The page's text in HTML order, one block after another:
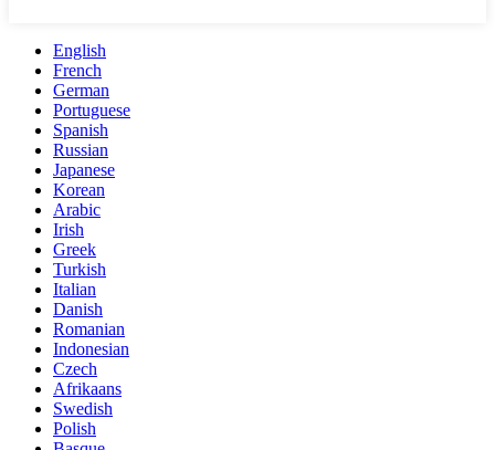
English
French
German
Portuguese
Spanish
Russian
Japanese
Korean
Arabic
Irish
Greek
Turkish
Italian
Danish
Romanian
Indonesian
Czech
Afrikaans
Swedish
Polish